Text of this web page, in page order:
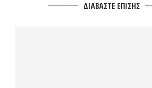
ΔΙΑΒΑΣΤΕ ΕΠΙΣΗΣ